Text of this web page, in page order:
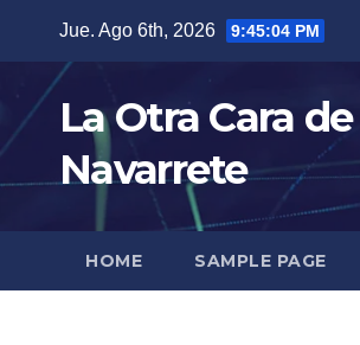
content
Jue. Ago 6th, 2026 9:45:05 PM
La Otra Cara de
Navarrete
HOME SAMPLE PAGE